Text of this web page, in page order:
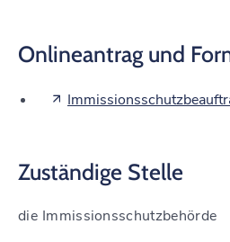
Onlineantrag und
Zuständige Stelle
die Immissionsschutzbehörde